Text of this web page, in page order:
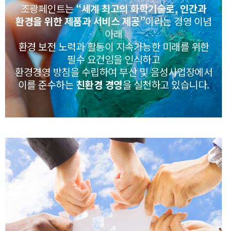
조광페인트는“세계 최고의 화학기술로, 인간과
환경을 위한 제품과 서비스 제공”이라는 경영 이념
아래
환경 보전 노력과 활동이 지속가능한 미래를 위한
필수 요건임을 인식하고
환경경영 방침을 수립하여 부산 및 음성사업장에서
이를 준수하는친환경 경영을 실천하고 있습니다.